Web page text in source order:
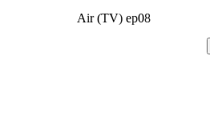
Air (TV) ep08